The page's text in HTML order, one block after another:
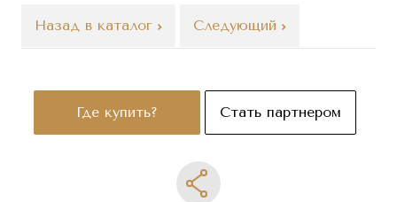
Назад в каталог Следующий
Где купить? Стать партнером